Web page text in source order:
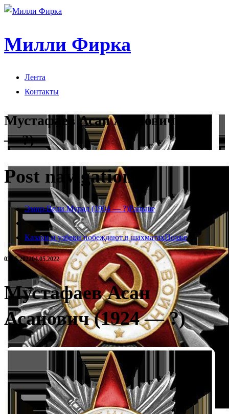
Милли Фирка
Лента
Контакты
Мустафаев Асан Асанович (1924
— ?)
Post navigation
Эмир-Вели Мурад (1904 — ?)Раньше
Казахи и узбеки побеждают в шахматахПозже
03.05.202204.05.2022
Мустафаев Асан
Асанович (1924 — ?)